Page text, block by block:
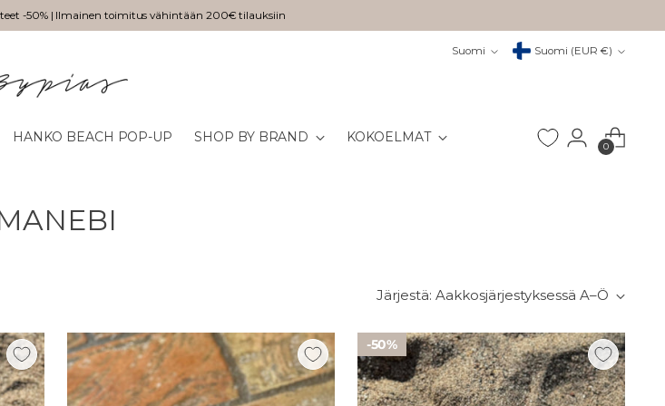
-50% | Ilmainen toimitus vähintään 200€ tilauksiin
Suomi Valuutta Suomi (EUR €)
HANKO BEACH POP-UP SHOP BY BRAND KOKOELMAT
0
Järjestä: Aakkosjärjestyksessä A–Ö
50%